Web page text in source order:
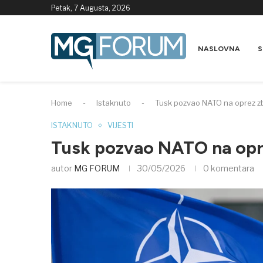
Petak, 7 Augusta, 2026
NASLOVNA
Home - Istaknuto - Tusk pozvao NATO na oprez
ISTAKNUTO VIJESTI
Tusk pozvao NATO na
autor MG FORUM 30/05/2026 0 komentara